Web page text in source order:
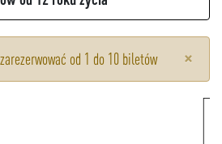
od 1 do 10 biletów ×